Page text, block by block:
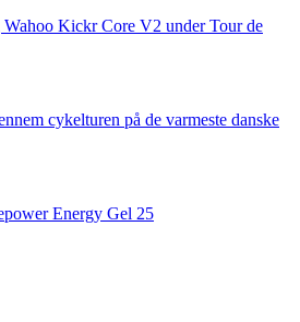
Kickr Core V2 under Tour de
cykelturen på de varmeste danske
Energy Gel 25